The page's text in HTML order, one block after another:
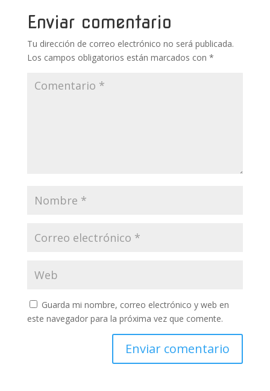
k
Enviar comentario
Tu dirección de correo electrónico no será publicada.
Los campos obligatorios están marcados con *
Guarda mi nombre, correo electrónico y web en
este navegador para la próxima vez que comente.